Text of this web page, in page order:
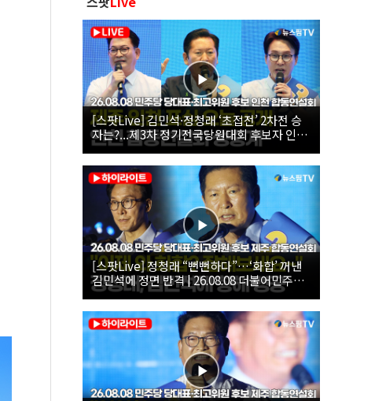
[스팟Live] 김민석·정청래 ‘초접전’ 2차전 승
자는?...제3차 정기전국당원대회 후보자 인천
합동연설회 생중계 | 26.08.08
[스팟Live] 정청래 “뻔뻔하다”…‘화합’ 꺼낸
김민석에 정면 반격 | 26.08.08 더불어민주당
당대표·최고위원 후보 제주 합동연설회